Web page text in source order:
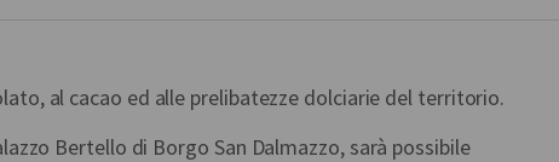
al cacao ed alle prelibatezze dolciarie del territorio.
Bertello di Borgo San Dalmazzo, sarà possibile